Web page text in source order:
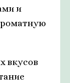
и
вкусов